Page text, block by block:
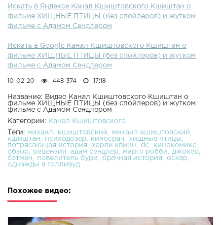
Искать в Яндексе Канал Кшиштовского Кшиштан о
фильме ХИЩНЫЕ ПТИЦЫ (без спойлеров) и жутком
фильме с Адамом Сендлером
Искать в Google Канал Кшиштовского Кшиштан о
фильме ХИЩНЫЕ ПТИЦЫ (без спойлеров) и жутком
фильме с Адамом Сендлером
10-02-20 448 374 17:18
Название: Видео Канал Кшиштовского Кшиштан о
фильме ХИЩНЫЕ ПТИЦЫ (без спойлеров) и жутком
фильме с Адамом Сендлером
Категории: Канал Кшиштовского
Теги: михаил кшиштовский
михаил кшиштовский
кшиштан
психодозер киносрач
хищные птицы
потрясающая история
харли квинн dc
кинокомикс
обзор
рецензия адам сендлер марго робби
джокер
бэтмен
повелитель бури брачная история
оскар
однажды в голливуд
Похожее видео: